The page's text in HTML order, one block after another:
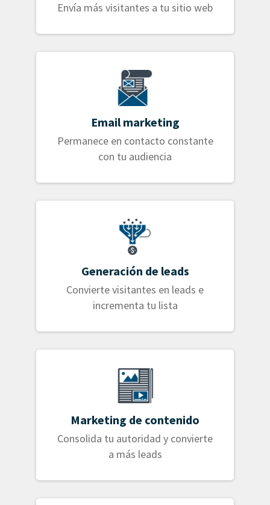
Envía más visitantes a tu sitio web
Email marketing
Permanece en contacto constante
con tu audiencia
Generación de leads
Convierte visitantes en leads e
incrementa tu lista
Marketing de contenido
Consolida tu autoridad y convierte
a más leads